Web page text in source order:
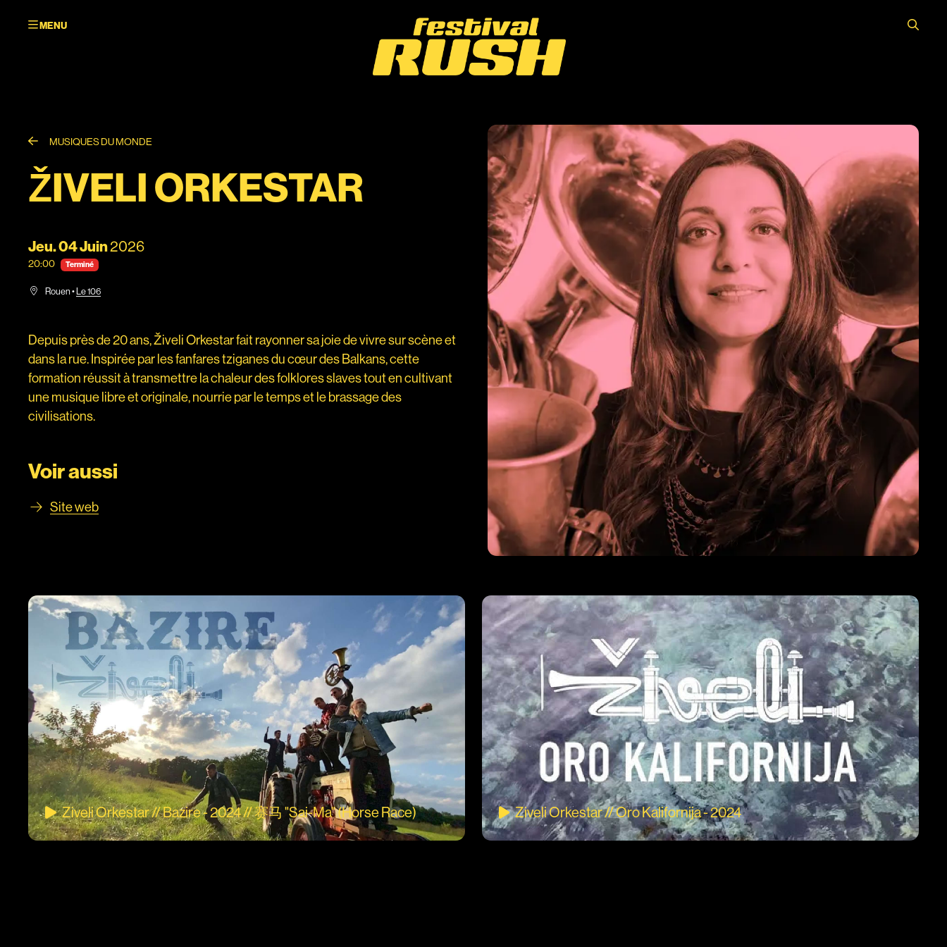
MUSIQUES DU MONDE
ŽIVELI ORKESTAR
Jeu.04Juin2026
20:00 Terminé
Rouen•Le 106
Depuis près de 20 ans, Živeli Orkestar fait rayonner sa joie de vivre sur scène et
dans la rue. Inspiréepar les fanfares tziganes du cœur des Balkans, cette
formation réussit à transmettre la chaleur des folklores slaves tout en cultivant
une musique libre et originale, nourrie par le tempset le brassage des
civilisations.
Voir aussi
Site web
Ziveli Orkestar // Bazire - 2024 // 赛马 "Sai-Ma" (Horse Race) Ziveli Orkestar // Oro Kalifornija - 2024
Édito
Programmation
Médias
Infos
Rétrospective
Partenaires